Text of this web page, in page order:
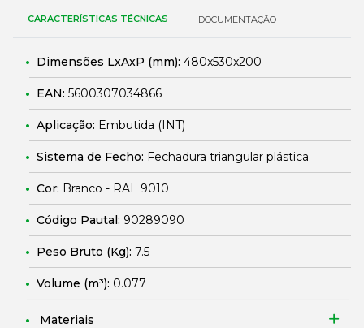
CARACTERÍSTICAS TÉCNICAS DOCUMENTAÇÃO
Dimensões LxAxP (mm): 480x530x200
EAN: 5600307034866
Aplicação: Embutida (INT)
Sistema de Fecho: Fechadura triangular plástica
Cor: Branco - RAL 9010
Código Pautal: 90289090
Peso Bruto (Kg): 7.5
Volume (m³): 0.077
Materiais